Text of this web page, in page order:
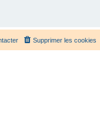
Supprimer les cookies